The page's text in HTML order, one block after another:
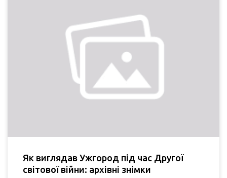
Як виглядав Ужгород під час Другої
світової війни: архівні знімки